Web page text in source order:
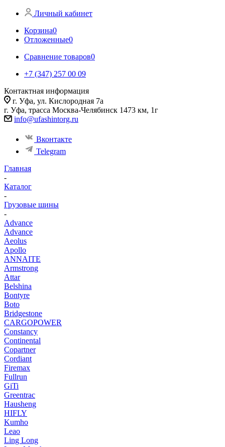
Личный кабинет
Корзина0
Отложенные0
Сравнение товаров0
+7 (347) 257 00 09
Контактная информация
г. Уфа, ул. Кислородная 7а
г. Уфа, трасса Москва-Челябинск 1473 км, 1г
info@ufashintorg.ru
Вконтакте
Telegram
Главная
-
Каталог
-
Грузовые шины
-
Advance
Advance
Aeolus
Apollo
ANNAITE
Armstrong
Attar
Belshina
Bontyre
Boto
Bridgestone
CARGOPOWER
Constancy
Continental
Copartner
Cordiant
Firemax
Fullrun
GiTi
Greentrac
Hausheng
HIFLY
Kumho
Leao
Ling Long